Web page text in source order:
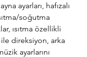
ayarları, hafızalı
soğutma
ısıtma özellikli
direksiyon, arka
ayarlarını